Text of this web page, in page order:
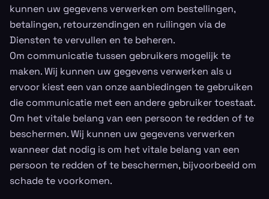
kunnen uw gegevens verwerken om bestellingen,
betalingen, retourzendingen en ruilingen via de
Diensten te vervullen en te beheren.
Om communicatie tussen gebruikers mogelijk te
maken. Wij kunnen uw gegevens verwerken als u
ervoor kiest een van onze aanbiedingen te gebruiken
die communicatie met een andere gebruiker toestaat.
Om het vitale belang van een persoon te redden of te
beschermen. Wij kunnen uw gegevens verwerken
wanneer dat nodig is om het vitale belang van een
persoon te redden of te beschermen, bijvoorbeeld om
schade te voorkomen.